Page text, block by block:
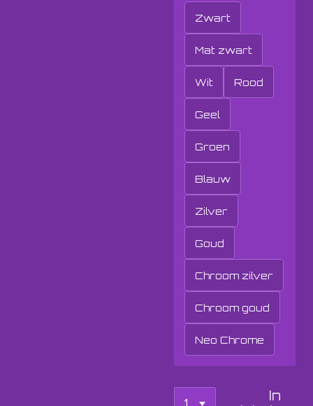
Zwart
Mat zwart
Wit Rood
Geel
Groen
Blauw
Zilver
Goud
Chroom zilver
Chroom goud
Neo Chrome
In